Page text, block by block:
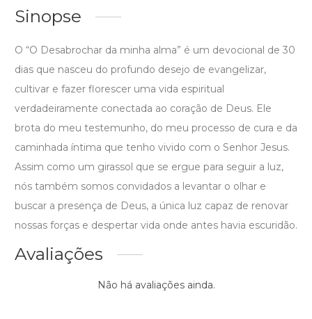
Sinopse
O “O Desabrochar da minha alma” é um devocional de 30
dias que nasceu do profundo desejo de evangelizar,
cultivar e fazer florescer uma vida espiritual
verdadeiramente conectada ao coração de Deus. Ele
brota do meu testemunho, do meu processo de cura e da
caminhada íntima que tenho vivido com o Senhor Jesus.
Assim como um girassol que se ergue para seguir a luz,
nós também somos convidados a levantar o olhar e
buscar a presença de Deus, a única luz capaz de renovar
nossas forças e despertar vida onde antes havia escuridão.
Avaliações
Não há avaliações ainda.